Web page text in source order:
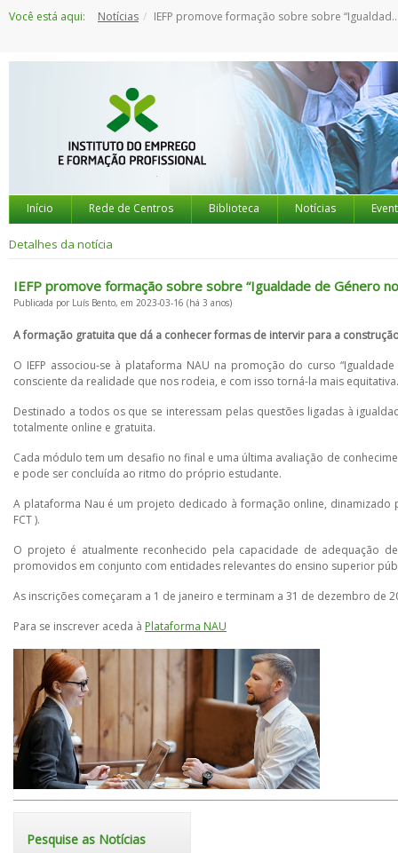
paraVocê está aqui: Notícias IEFP promove formação sobre sobre “Igualdade de Género no Trabalho e no Emprego”
Início Rede de Centros Biblioteca Notícias
Detalhes da notícia
IEFP promove formação sobre sobre “Igualdade de Género
Publicada por Luís Bento, em 2023-03-16 (há 3 anos)
A formação gratuita que dá a conhecer formas de intervir para a
O IEFP associou-se à plataforma NAU na promoção do curso
consciente da realidade que nos rodeia, e com isso torná-la mais equitativa.
Destinado a todos os que se interessam pelas questões ligadas à
totalmente online e gratuita.
Cada módulo tem um desafio no final e uma última avaliação de
e pode ser concluída ao ritmo do próprio estudante.
A plataforma Nau é um projeto dedicado à formação online, dinamizado
FCT ).
O projeto é atualmente reconhecido pela capacidade de adequação
promovidos em conjunto com entidades relevantes do ensino superior
As inscrições começaram a 1 de janeiro e terminam a 31 de dezembro de
Para se inscrever aceda à Plataforma NAU
Pesquise as Notícias